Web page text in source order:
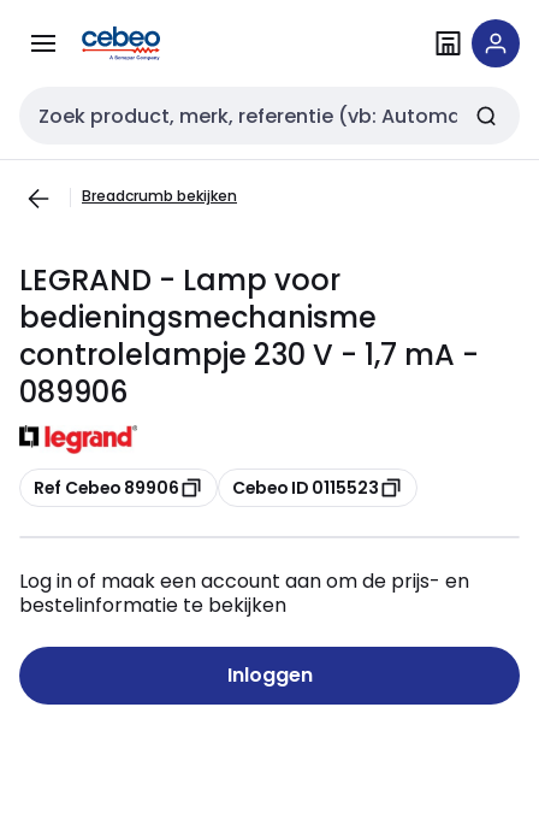
naar
naar
Zoekveld invoer
Breadcrumb bekijken
LEGRAND - Lamp voor
bedieningsmechanisme
controlelampje 230 V - 1,7 mA -
089906
Kopiëren
Ref Cebeo 89906 Kopiëren
Cebeo ID 0115523
Log in of maak een account aan om de prijs- en
bestelinformatie te bekijken
Inloggen